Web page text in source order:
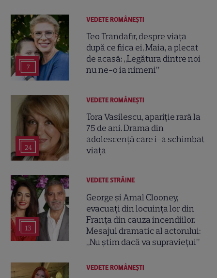
7
VEDETE ROMÂNEŞTI
Teo Trandafir, despre viața
după ce fiica ei, Maia, a plecat
de acasă: „Legătura dintre noi
nu ne-o ia nimeni”
24
VEDETE ROMÂNEŞTI
Tora Vasilescu, apariție rară la
75 de ani. Drama din
adolescență care i-a schimbat
viața
13
VEDETE STRĂINE
George și Amal Clooney,
evacuați din locuința lor din
Franța din cauza incendiilor.
Mesajul dramatic al actorului:
„Nu știm dacă va supraviețui”
VEDETE ROMÂNEŞTI